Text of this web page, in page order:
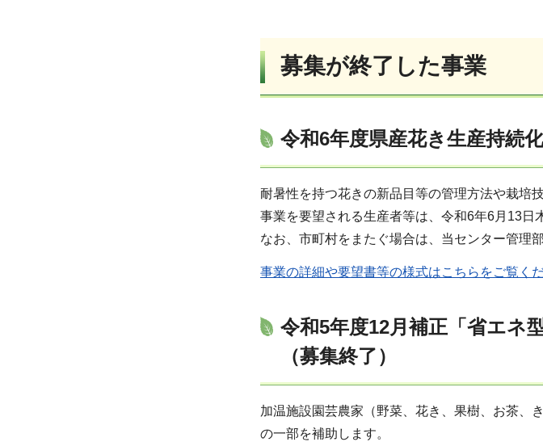
募集が終了した事業
令和6年度県産花き生産持続
耐暑性を持つ花きの新品目等の管理方法や栽培
事業を要望される生産者等は、令和6年6月13日
なお、市町村をまたぐ場合は、当センター管理
事業の詳細や要望書等の様式はこちらをご覧く
令和5年度12月補正「省エネ
（募集終了）
加温施設園芸農家（野菜、花き、果樹、お茶、
の一部を補助します。